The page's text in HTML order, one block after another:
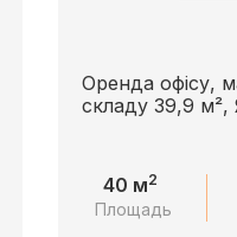
Оренда офісу,
складу 39,9
40 м2
Площадь